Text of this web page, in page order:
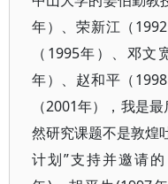
年）、荣新江（
（1995年）、邓
年）、赵和平（
（2001年），我是
然研究课题不是敦煌
计划”支持并邀请